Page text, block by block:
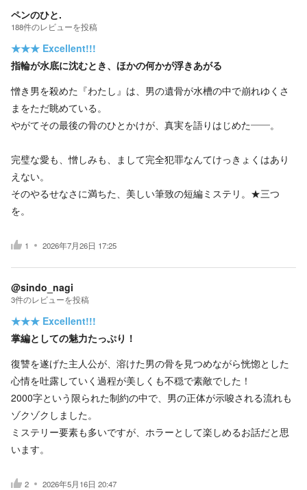
ペンのひと.
188件のレビューを投稿
★★★ Excellent!!!
指輪が水底に沈むとき、ほかの何かが浮きあがる
憎き男を殺めた『わたし』は、男の遺骨が水槽の中で崩れゆくさ
まをただ眺めている。
やがてその最後の骨のひとかけが、真実を語りはじめた――。
完璧な愛も、憎しみも、まして完全犯罪なんてけっきょくはあり
えない。
そのやるせなさに満ちた、美しい筆致の短編ミステリ。★三つ
を。
1 2026年7月26日 17:25
@sindo_nagi
3件のレビューを投稿
★★★ Excellent!!!
掌編としての魅力たっぷり！
復讐を遂げた主人公が、溶けた男の骨を見つめながら恍惚とした
心情を吐露していく過程が美しくも不穏で素敵でした！
2000字という限られた制約の中で、男の正体が示唆される流れも
ゾクゾクしました。
ミステリー要素も多いですが、ホラーとして楽しめるお話だと思
います。
2 2026年5月16日 20:47